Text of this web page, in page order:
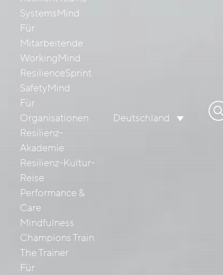
SystemsMind
Für
Mitarbeitende
WorkingMind
ResilienceSprint
SafetyMind
Für
Organisationen
Resilienz-
Akademie
Resilienz-Kultur-
Reise
Performance &
Care
Mindfulness
Champions Train
The Trainer
Für
Deutschland